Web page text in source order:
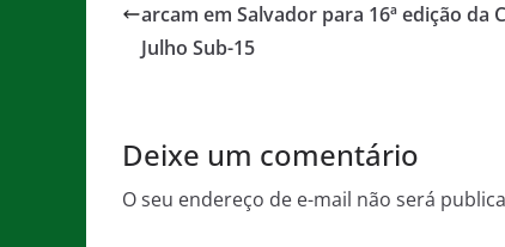
b
o
A g
arcam em Salvador para 16ª edição da
Julho Sub-15
Deixe um comentário
O seu endereço de e-mail não será